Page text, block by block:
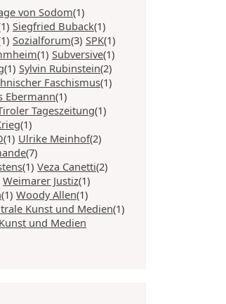
von Sodom(1)
Siegfried Buback(1)
Sozialforum(3) SPK(1)
(1) Subversive(1)
(1) Sylvin Rubinstein(2)
Faschismus(1)
Ebermann(1)
Tageszeitung(1)
(1)
(1) Ulrike Meinhof(2)
(7)
(1) Veza Canetti(2)
Weimarer Justiz(1)
(1) Woody Allen(1)
Kunst und Medien(1)
und Medien